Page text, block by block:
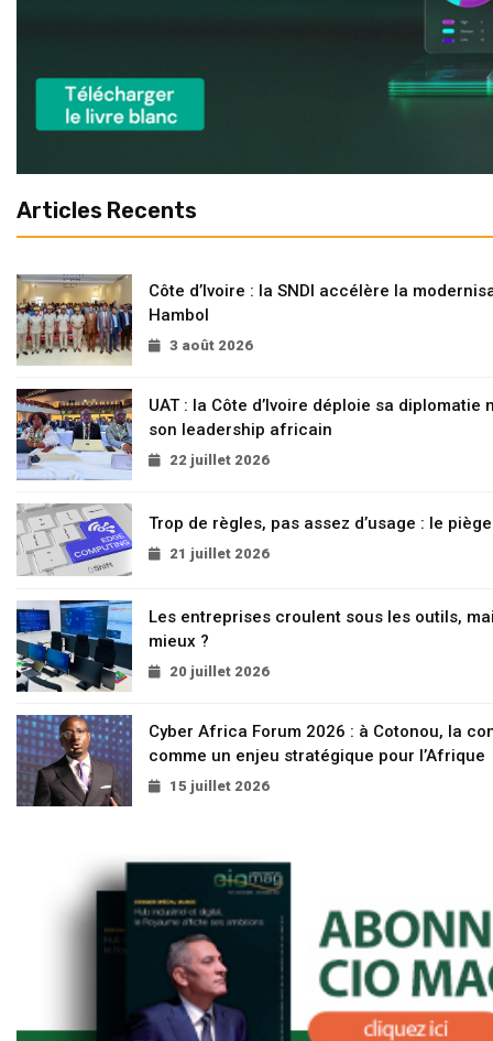
Articles Recents
Côte d’Ivoire : la SNDI accélère la
Hambol
3 août 2026
UAT : la Côte d’Ivoire déploie sa
son leadership africain
22 juillet 2026
Trop de règles, pas assez d’usage : le
21 juillet 2026
Les entreprises croulent sous les outils,
mieux ?
20 juillet 2026
Cyber Africa Forum 2026 : à Cotonou, la
comme un enjeu stratégique pour l’Afrique
15 juillet 2026